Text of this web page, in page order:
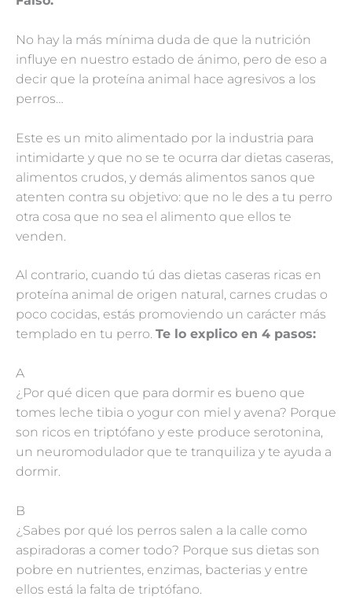
No hay la más mínima duda de que la nutrición
influye en nuestro estado de ánimo, pero de eso a
decir que la proteína animal hace agresivos a los
perros…
Este es un mito alimentado por la industria para
intimidarte y que no se te ocurra dar dietas caseras,
alimentos crudos, y demás alimentos sanos que
atenten contra su objetivo: que no le des a tu perro
otra cosa que no sea el alimento que ellos te
venden.
Al contrario, cuando tú das dietas caseras ricas en
proteína animal de origen natural, carnes crudas o
poco cocidas, estás promoviendo un carácter más
templado en tu perro. Te lo explico en 4 pasos:
A
¿Por qué dicen que para dormir es bueno que
tomes leche tibia o yogur con miel y avena? Porque
son ricos en triptófano y este produce serotonina,
un neuromodulador que te tranquiliza y te ayuda a
dormir.
B
¿Sabes por qué los perros salen a la calle como
aspiradoras a comer todo? Porque sus dietas son
pobre en nutrientes, enzimas, bacterias y entre
ellos está la falta de triptófano.